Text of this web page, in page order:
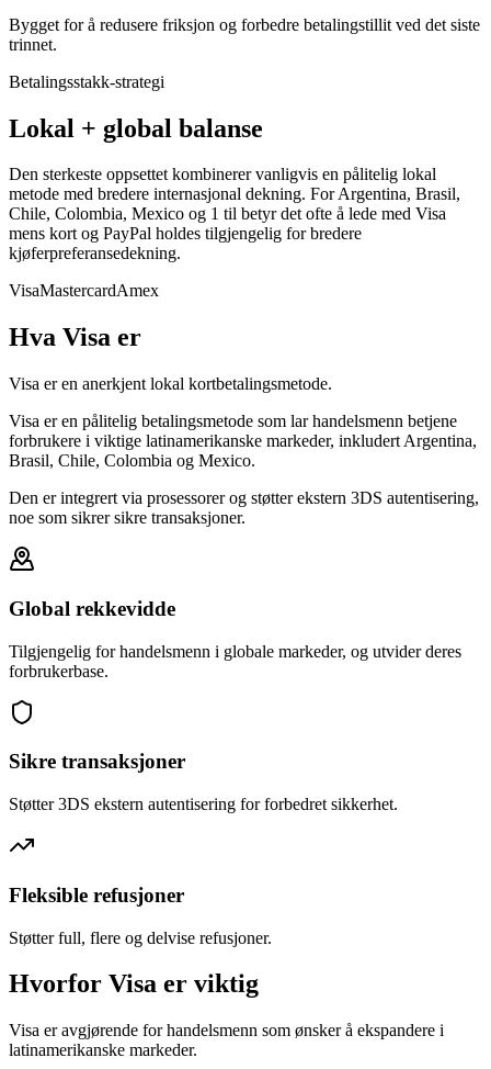
Bygget for å redusere friksjon og forbedre betalingstillit ved det siste
trinnet.
Betalingsstakk-strategi
Lokal + global balanse
Den sterkeste oppsettet kombinerer vanligvis en pålitelig lokal
metode med bredere internasjonal dekning. For Argentina, Brasil,
Chile, Colombia, Mexico og 1 til betyr det ofte å lede med Visa
mens kort og PayPal holdes tilgjengelig for bredere
kjøferpreferansedekning.
VisaMastercardAmex
Hva Visa er
Visa er en anerkjent lokal kortbetalingsmetode.
Visa er en pålitelig betalingsmetode som lar handelsmenn betjene
forbrukere i viktige latinamerikanske markeder, inkludert Argentina,
Brasil, Chile, Colombia og Mexico.
Den er integrert via prosessorer og støtter ekstern 3DS autentisering,
noe som sikrer sikre transaksjoner.
Global rekkevidde
Tilgjengelig for handelsmenn i globale markeder, og utvider deres
forbrukerbase.
Sikre transaksjoner
Støtter 3DS ekstern autentisering for forbedret sikkerhet.
Fleksible refusjoner
Støtter full, flere og delvise refusjoner.
Hvorfor Visa er viktig
Visa er avgjørende for handelsmenn som ønsker å ekspandere i
latinamerikanske markeder.